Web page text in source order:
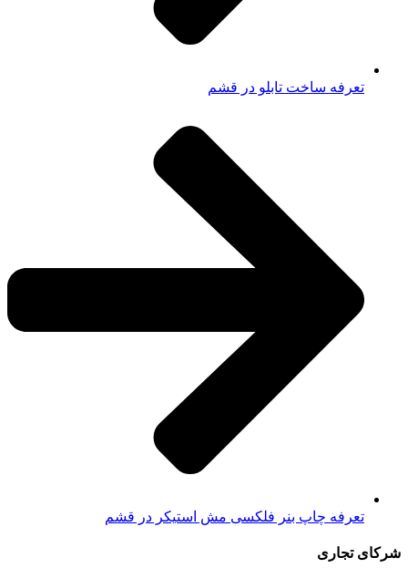
تعرفه ساخت تابلو در قشم
تعرفه چاپ بنر فلکسی مش استیکر در قشم
شرکای تجاری